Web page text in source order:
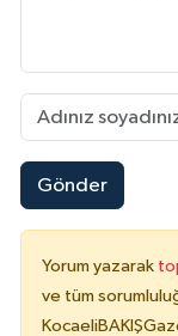
Gönder
Yorum yazarak
ve tüm